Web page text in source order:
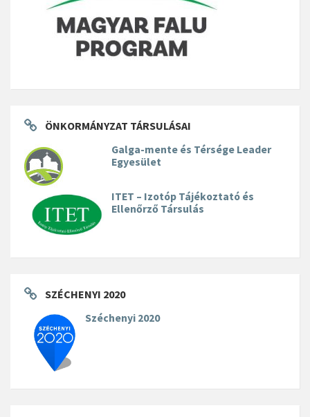
ÖNKORMÁNYZAT TÁRSULÁSAI
Galga-mente és Térsége Leader
Egyesület
ITET – Izotóp Tájékoztató és
Ellenőrző Társulás
SZÉCHENYI 2020
Széchenyi 2020